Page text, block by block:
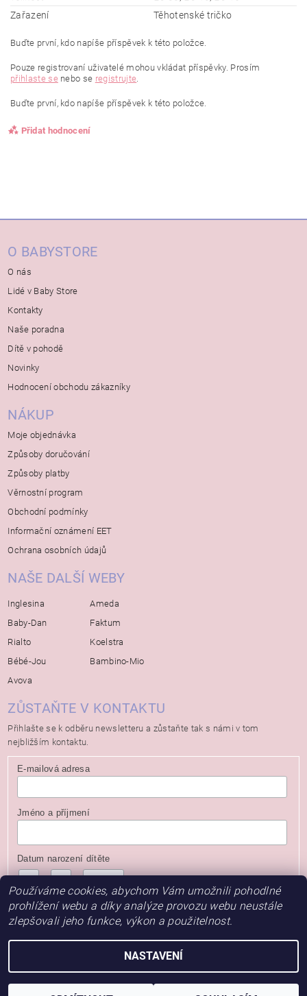
Zařazení
Těhotenské tričko
Buďte první, kdo napíše příspěvek k této položce.
Pouze registrovaní uživatelé mohou vkládat příspěvky. Prosím
přihlaste senebo se registrujte
Buďte první, kdo napíše příspěvek k této položce.
Přidat hodnocení
O BABYSTORE
O nás
Lidé v Baby Store
Kontakty
Naše poradna
Dítě v pohodě
Novinky
Hodnocení obchodu zákazníky
NÁKUP
Moje objednávka
Způsoby doručování
Způsoby platby
Věrnostní program
Obchodní podmínky
Informační oznámení EET
Ochrana osobních údajů
NAŠE DALŠÍ WEBY
Inglesina
Baby-Dan
Rialto
Bébé-Jou
Avova
Ameda
Faktum
Koelstra
Bambino-Mio
ZŮSTAŇTE V KONTAKTU
Přihlašte se k odběru newsletteru a zůstaňte tak s námi v tom
nejbližším kontaktu.
E-mailová adresa
Jméno a příjmení
Datum narození dítěte
2026 © Baby Store, všechna práva vyhrazena
Používáme cookies, abychom Vám umožnili pohodlné
prohlížení webu a díky analýze provozu webu neustále
zlepšovali jeho funkce, výkon a použitelnost.
NASTAVENÍ